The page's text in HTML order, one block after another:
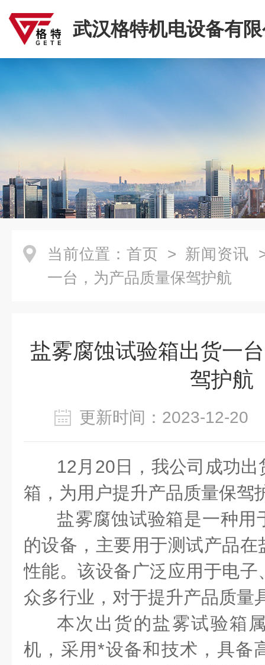
武汉格特机电设备有
当前位置： 首页 > 新闻资讯
一台，为产品质量保驾护航
盐雾腐蚀试验箱出货一
驾护航
更新时间：2023-12-
12月20日，我公司成功
箱，为用户提升产品质量保驾
盐雾腐蚀试验箱是一种用
的设备，主要用于测试产品
性能。该设备广泛应用于电
众多行业，对于提升产品质量
本次出货的盐雾试验箱
机，采用*设备和技术，具备